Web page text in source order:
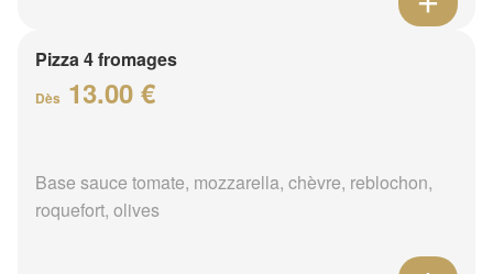
Pizza 4 fromages
Dès 13.00 €
Base sauce tomate, mozzarella, chèvre, reblochon,
roquefort, olives